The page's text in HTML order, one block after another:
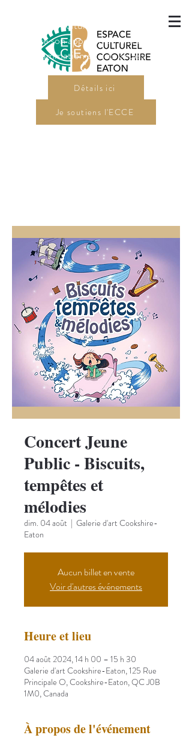
Je soutiens l'ECCE
L'Espace culturel Cookshire-Eaton
a lancé son appel de dossiers pour sa
programmation en arts visuels 2027.
Détails ici
Concert Jeune
Public - Biscuits,
tempêtes et
mélodies
dim. 04 août
  |
Galerie d'art Cookshire-
Eaton
Aucun billet en vente
Voir d'autres événements
Heure et lieu
04 août 2024, 14 h 00 – 15 h 30
Galerie d'art Cookshire-Eaton, 125 Rue
Principale O, Cookshire-Eaton, QC J0B
1M0, Canada
À propos de l'événement